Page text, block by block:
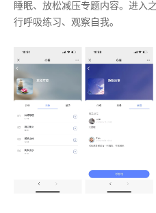
睡眠、放松减压专题内容。进入
行呼吸练习、观察自我。